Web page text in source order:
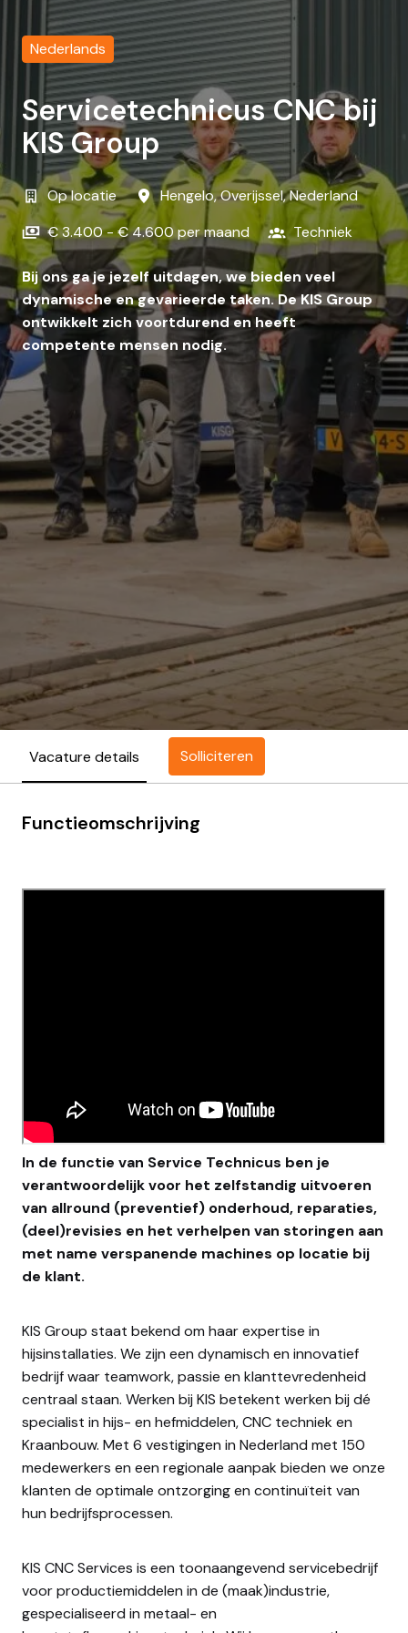
Nederlands
Servicetechnicus CNC bij
KIS Group
Op locatie Hengelo,Overijssel,Nederland
€ 3.400 - € 4.600 per maand
Techniek
Bij ons ga je jezelf uitdagen, we bieden veel
dynamische en gevarieerde taken. De KIS Group
ontwikkelt zich voortdurend en heeft
competente mensen nodig.
Vacature details Solliciteren
Functieomschrijving
In de functie van Service Technicus ben je
verantwoordelijk voor het zelfstandig uitvoeren
van allround (preventief) onderhoud, reparaties,
(deel)revisies en het verhelpen van storingen aan
met name verspanende machines op locatie bij
de klant.
KIS Group staat bekend om haar expertise in
hijsinstallaties. We zijn een dynamisch en innovatief
bedrijf waar teamwork, passie en klanttevredenheid
centraal staan. Werken bij KIS betekent werken bij dé
specialist in hijs- en hefmiddelen, CNC techniek en
Kraanbouw. Met 6 vestigingen in Nederland met 150
medewerkers en een regionale aanpak bieden we onze
klanten de optimale ontzorging en continuïteit van
hun bedrijfsprocessen.
KIS CNC Services is een toonaangevend servicebedrijf
voor productiemiddelen in de (maak)industrie,
gespecialiseerd in metaal- en